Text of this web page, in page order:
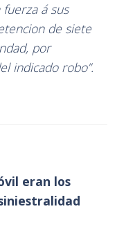
á sus
de siete
por
indicado robo”.
eran los